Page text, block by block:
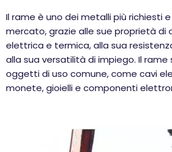
Il rame è uno dei metalli più richiesti
mercato, grazie alle sue proprietà di
elettrica e termica, alla sua
alla sua versatilità di impiego. Il rame
oggetti di uso comune, come cavi
monete, gioielli e componenti